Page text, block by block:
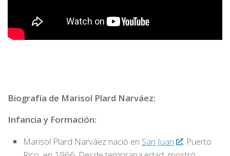
Biografía de Marisol Plard Narváez:
Infancia y Formación:
Marisol Plard Narváez nació en San Juan
, Puerto